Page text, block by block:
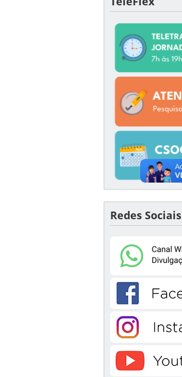
Redes Sociais